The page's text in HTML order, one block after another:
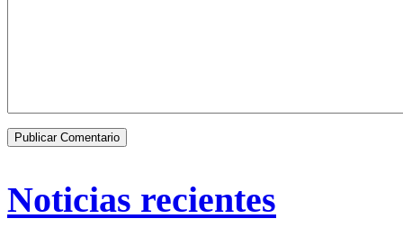
Noticias recientes